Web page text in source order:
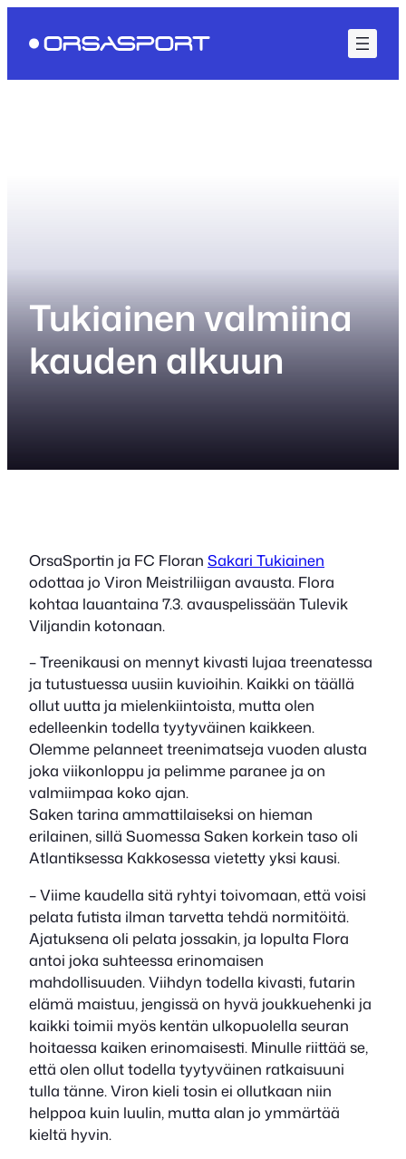
sisältöön
Tukiainen valmiina
kauden alkuun
OrsaSportin ja FC Floran Sakari Tukiainen
odottaa jo Viron Meistriliigan avausta. Flora
kohtaa lauantaina 7.3. avauspelissään Tulevik
Viljandin kotonaan.
– Treenikausi on mennyt kivasti lujaa treenatessa
ja tutustuessa uusiin kuvioihin. Kaikki on täällä
ollut uutta ja mielenkiintoista, mutta olen
edelleenkin todella tyytyväinen kaikkeen.
Olemme pelanneet treenimatseja vuoden alusta
joka viikonloppu ja pelimme paranee ja on
valmiimpaa koko ajan.
Saken tarina ammattilaiseksi on hieman
erilainen, sillä Suomessa Saken korkein taso oli
Atlantiksessa Kakkosessa vietetty yksi kausi.
– Viime kaudella sitä ryhtyi toivomaan, että voisi
pelata futista ilman tarvetta tehdä normitöitä.
Ajatuksena oli pelata jossakin, ja lopulta Flora
antoi joka suhteessa erinomaisen
mahdollisuuden. Viihdyn todella kivasti, futarin
elämä maistuu, jengissä on hyvä joukkuehenki ja
kaikki toimii myös kentän ulkopuolella seuran
hoitaessa kaiken erinomaisesti. Minulle riittää se,
että olen ollut todella tyytyväinen ratkaisuuni
tulla tänne. Viron kieli tosin ei ollutkaan niin
helppoa kuin luulin, mutta alan jo ymmärtää
kieltä hyvin.